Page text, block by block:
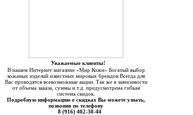
Уважаемые клиенты!
В нашем Интернет магазине «Мир Кожи» Богатый выбор
кожаных изделий известных мировых брендов.Всегда для
Вас проводятся всевозможные акции. Так же в зависимости
от объема заказа, суммы и т.д. предусмотрена гибкая
система скидок.
Подробную информацию о скидках Вы можете узнать,
позвонив по телефону
8 (916) 402-30-44